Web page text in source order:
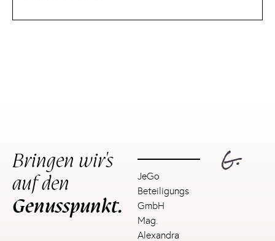
Bringen wir's
auf den
Genusspunkt.
JeGo
Beteiligungs
GmbH
Mag.
Alexandra